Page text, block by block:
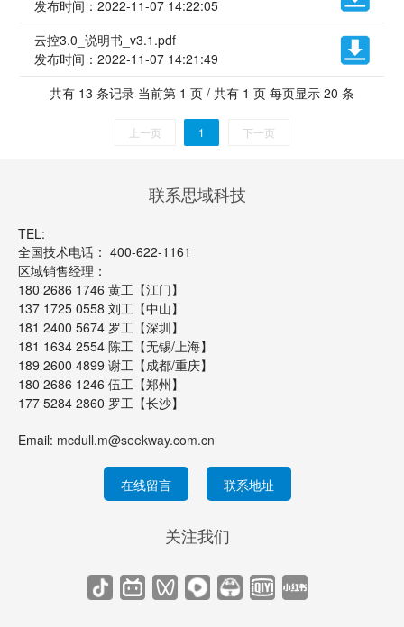
发布时间：2022-11-07 14:22:05
云控3.0_说明书_v3.1.pdf
发布时间：2022-11-07 14:21:49
共有 13 条记录 当前第 1 页 / 共有 1 页 每页显示 20 条
上一页 1 下一页
联系思域科技
TEL:
全国技术电话： 400-622-1161
区域销售经理：
180 2686 1746 黄工【江门】
137 1725 0558 刘工【中山】
181 2400 5674 罗工【深圳】
181 1634 2554 陈工【无锡/上海】
189 2600 4899 谢工【成都/重庆】
180 2686 1246 伍工【郑州】
177 5284 2860 罗工【长沙】
Email: mcdull.m@seekway.com.cn
在线留言 联系地址
关注我们